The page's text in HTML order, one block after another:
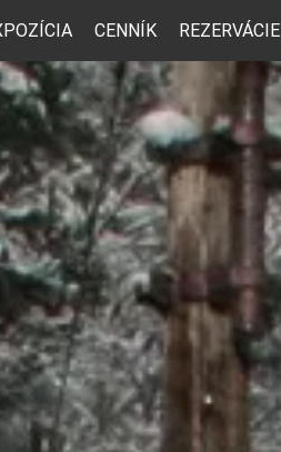
CENNÍK REZERVÁCIE